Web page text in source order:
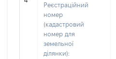
Реєстраційний
номер
(кадастровий
номер для
земельної
ділянки):